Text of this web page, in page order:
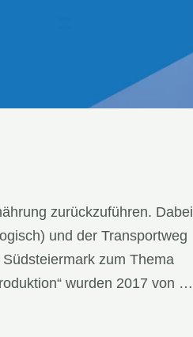
zurückzuführen. Dabei
und der Transportweg
zum Thema
wurden 2017 von …